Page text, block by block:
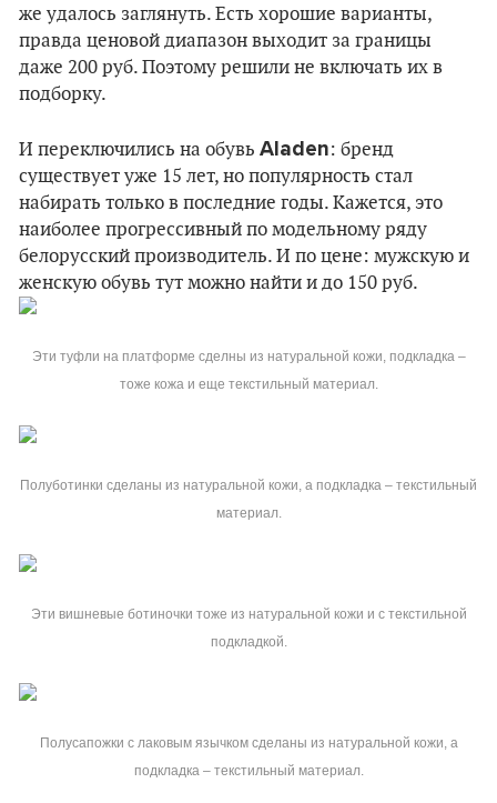
же удалось заглянуть. Есть хорошие варианты,
правда ценовой диапазон выходит за границы
даже 200 руб. Поэтому решили не включать их в
подборку.
И переключились на обувь Аladen: бренд
существует уже 15 лет, но популярность стал
набирать только в последние годы. Кажется, это
наиболее прогрессивный по модельному ряду
белорусский производитель. И по цене: мужскую и
женскую обувь тут можно найти и до 150 руб.
Эти туфли на платформе сделны из натуральной кожи, подкладка –
тоже кожа и еще текстильный материал.
Полуботинки сделаны из натуральной кожи, а подкладка – текстильный
материал.
Эти вишневые ботиночки тоже из натуральной кожи и с текстильной
подкладкой.
Полусапожки с лаковым язычком сделаны из натуральной кожи, а
подкладка – текстильный материал.